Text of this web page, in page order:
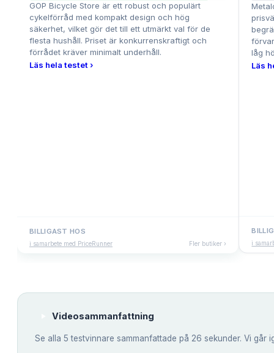
GOP Bicycle Store är ett robust och populärt
cykelförråd med kompakt design och hög
säkerhet, vilket gör det till ett utmärkt val för de
flesta hushåll. Priset är konkurrenskraftigt och
förrådet kräver minimalt underhåll.
Läs hela testet ›
BILLIGAST HOS
i samarbete med PriceRunner Fler butiker ›
låg
Läs
i
Videosammanfattning
Se alla 5 testvinnare sammanfattade på 26 sekunder. Vi